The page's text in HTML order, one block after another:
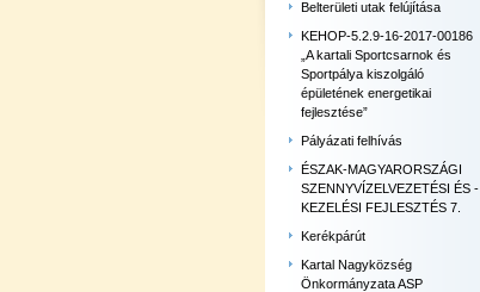
Belterületi utak felújítása
KEHOP-5.2.9-16-2017-00186
„A kartali Sportcsarnok és
Sportpálya kiszolgáló
épületének energetikai
fejlesztése”
Pályázati felhívás
ÉSZAK-MAGYARORSZÁGI
SZENNYVÍZELVEZETÉSI ÉS -
KEZELÉSI FEJLESZTÉS 7.
Kerékpárút
Kartal Nagyközség
Önkormányzata ASP